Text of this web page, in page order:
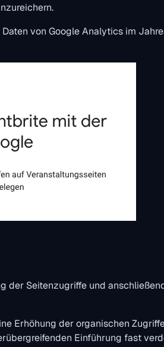
von Google Analytics im
der Seitenzugriffe und
Erhöhung der organischen
Einführung fast